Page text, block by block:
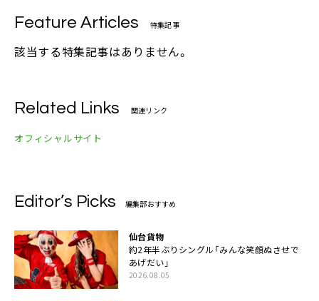
Feature Articles 特集記事
該当する特集記事はありません。
Related Links 関連リンク
オフィシャルサイト
Editor’s Picks 編集部おすすめ
仙台貨物
約2年半ぶりシングル「みんな笑顔ぬさせで
あげだい」
2026.08.05